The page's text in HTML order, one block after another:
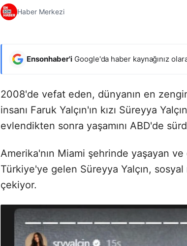
Haber Merkezi
Ensonhaber'i Google'da haber kaynağınız
2008'de vefat eden, dünyanın en
insanı Faruk Yalçın'ın kızı Süreyya
evlendikten sonra yaşamını ABD'de
Amerika'nın Miami şehrinde yaşayan
Türkiye'ye gelen Süreyya Yalçın, sosyal
çekiyor.